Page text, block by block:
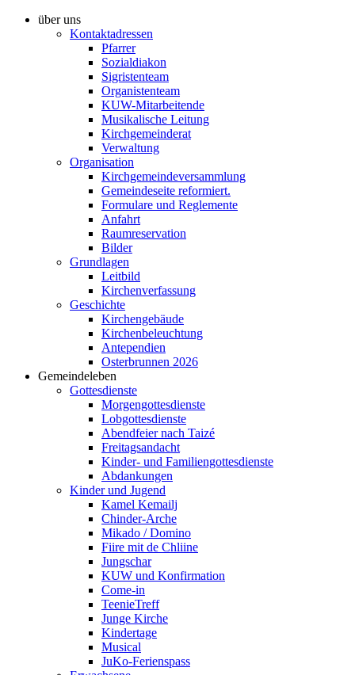
über uns
Kontaktadressen
Pfarrer
Sozialdiakon
Sigristenteam
Organistenteam
KUW-Mitarbeitende
Musikalische Leitung
Kirchgemeinderat
Verwaltung
Organisation
Kirchgemeindeversammlung
Gemeindeseite reformiert.
Formulare und Reglemente
Anfahrt
Raumreservation
Bilder
Grundlagen
Leitbild
Kirchenverfassung
Geschichte
Kirchengebäude
Kirchenbeleuchtung
Antependien
Osterbrunnen 2026
Gemeindeleben
Gottesdienste
Morgengottesdienste
Lobgottesdienste
Abendfeier nach Taizé
Freitagsandacht
Kinder- und Familien­gottesdienste
Abdankungen
Kinder und Jugend
Kamel Kemailj
Chinder-Arche
Mikado / Domino
Fiire mit de Chliine
Jungschar
KUW und Konfirmation
Come-in
TeenieTreff
Junge Kirche
Kindertage
Musical
JuKo-Ferienspass